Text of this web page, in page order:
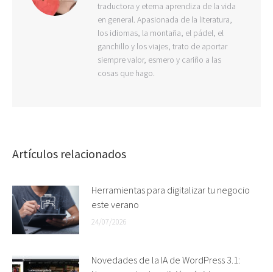
traductora y eterna aprendiza de la vida
en general. Apasionada de la literatura,
los idiomas, la montaña, el pádel, el
ganchillo y los viajes, trato de aportar
siempre valor, esmero y cariño a las
cosas que hago.
Artículos relacionados
Herramientas para digitalizar tu negocio
este verano
24/07/2026
Novedades de la IA de WordPress 3.1: